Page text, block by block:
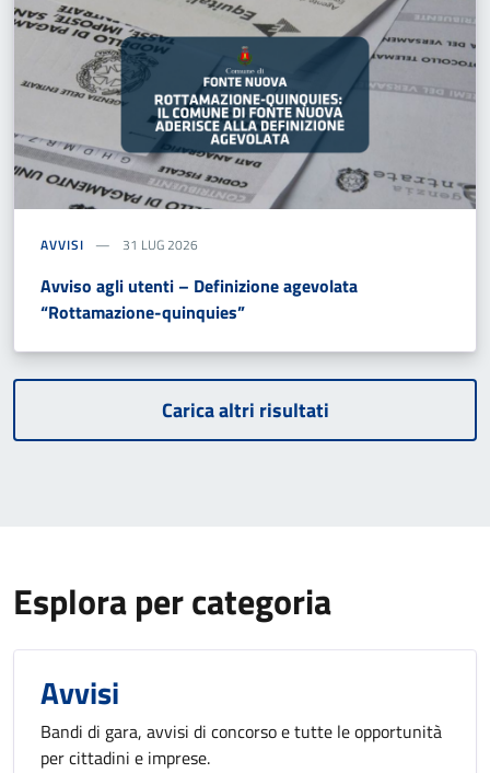
AVVISI 31 LUG 2026
Avviso agli utenti – Definizione agevolata
“Rottamazione-quinquies”
Carica altri risultati
Esplora per categoria
Avvisi
Bandi di gara, avvisi di concorso e tutte le opportunità
per cittadini e imprese.